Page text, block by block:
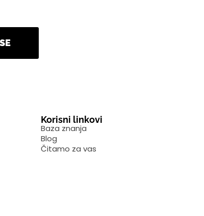
Korisni linkovi
Baza znanja
Blog
Čitamo za vas